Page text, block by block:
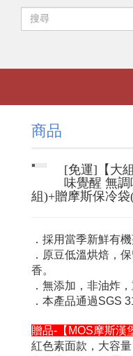
商品
[免運]【大
味覺醒 無調
組)+贈摩斯保冷
．採用當季新鮮有
．原豆低溫烘焙，
香。
．無添加，非油炸，
．本產品通過SGS
贈品-【MOS摩斯漢
紅色素面款，大容